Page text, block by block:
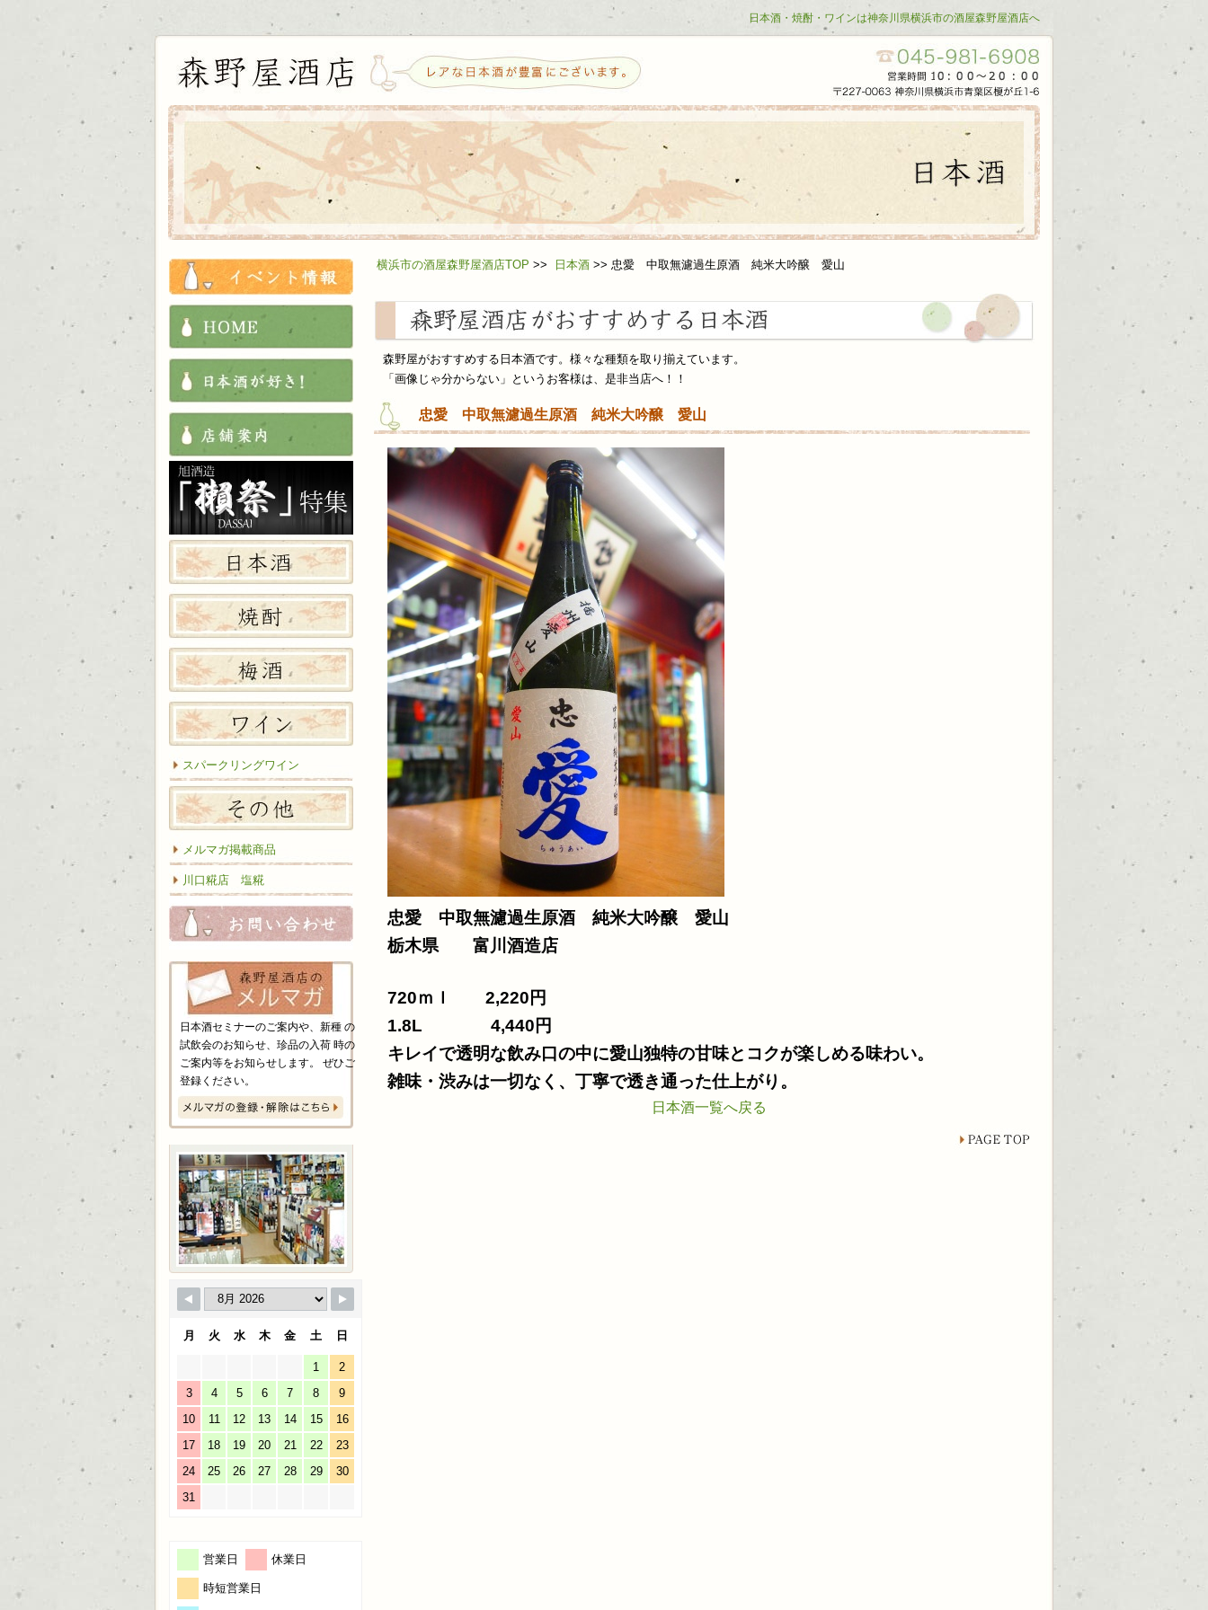
日本酒・焼酎・ワインは神奈川県横浜市の酒屋森野屋酒店へ
お知らせ
これから日本酒を好きになる方へ
店舗案内
日本酒
ワイン
スパークリングワイン
その他
メルマガ掲載商品
川口糀店 塩糀
お問い合わせ
日本酒セミナーのご案内や、新種 の
試飲会のお知らせ、珍品の入荷 時の
ご案内等をお知らせします。 ぜひご
登録ください。
月 火 水 木 金 土 日
1
2
3
4 5 6 7 8
9
10
11 12 13 14 15
16
17
18 19 20 21 22
23
24
25 26 27 28 29
30
31
営業日 休業日
時短営業日
横浜市の酒屋森野屋酒店TOP >> 日本酒 >> 忠愛 中取無濾過生原酒 純米大吟醸 愛山
森野屋がおすすめする日本酒です。様々な種類を取り揃えています。
「画像じゃ分からない」というお客様は、是非当店へ！！
忠愛 中取無濾過生原酒 純米大吟醸 愛山
忠愛 中取無濾過生原酒 純米大吟醸 愛山
栃木県 富川酒造店
720ｍｌ 2,220円
1.8L 4,440円
キレイで透明な飲み口の中に愛山独特の甘味とコクが楽しめる味わい。
雑味・渋みは一切なく、丁寧で透き通った仕上がり。
日本酒一覧へ戻る